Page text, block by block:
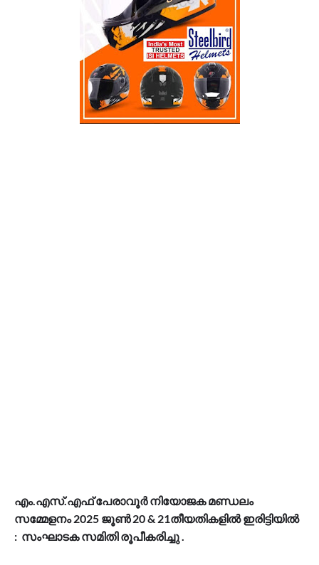
എം.എസ്.എഫ് പേരാവൂർ നിയോജക മണ്ഡലം
സമ്മേളനം 2025 ജൂൺ 20 & 21തീയതികളിൽ ഇരിട്ടിയിൽ
: സംഘാടക സമിതി രൂപീകരിച്ചു .